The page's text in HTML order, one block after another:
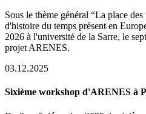
Sous le thème général “La place
d'histoire du temps présent en
2026 à l'université de la Sarre, le
projet ARENES.
03.12.2025
Sixième workshop d'ARENES à